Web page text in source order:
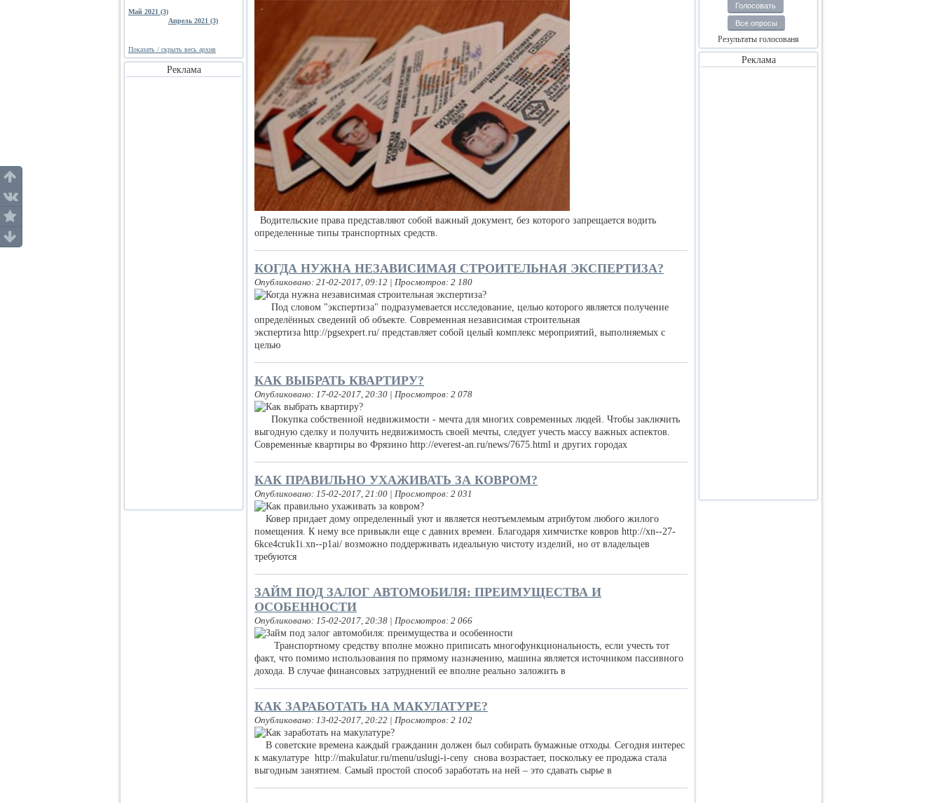
Май 2021 (3)
Апрель 2021 (3)
Показать / скрыть весь архив
Реклама
Водительские права представляют собой важный документ, без которого запрещается водить
определенные типы транспортных средств.
КОГДА НУЖНА НЕЗАВИСИМАЯ СТРОИТЕЛЬНАЯ ЭКСПЕРТИЗА?
Опубликовано: 21-02-2017, 09:12 | Просмотров: 2 180
Под словом "экспертиза" подразумевается исследование, целью которого является получение
определённых сведений об объекте. Современная независимая строительная
экспертиза http://pgsexpert.ru/ представляет собой целый комплекс мероприятий, выполняемых с
целью
КАК ВЫБРАТЬ КВАРТИРУ?
Опубликовано: 17-02-2017, 20:30 | Просмотров: 2 078
Покупка собственной недвижимости - мечта для многих современных людей. Чтобы заключить
выгодную сделку и получить недвижимость своей мечты, следует учесть массу важных аспектов.
Современные квартиры во Фрязино http://everest-an.ru/news/7675.html и других городах
КАК ПРАВИЛЬНО УХАЖИВАТЬ ЗА КОВРОМ?
Опубликовано: 15-02-2017, 21:00 | Просмотров: 2 031
Ковер придает дому определенный уют и является неотъемлемым атрибутом любого жилого
помещения. К нему все привыкли еще с давних времен. Благодаря химчистке ковров http://xn--27-
6kce4cruk1i.xn--p1ai/ возможно поддерживать идеальную чистоту изделий, но от владельцев
требуются
ЗАЙМ ПОД ЗАЛОГ АВТОМОБИЛЯ: ПРЕИМУЩЕСТВА И
ОСОБЕННОСТИ
Опубликовано: 15-02-2017, 20:38 | Просмотров: 2 066
Транспортному средству вполне можно приписать многофункциональность, если учесть тот
факт, что помимо использования по прямому назначению, машина является источником пассивного
дохода. В случае финансовых затруднений ее вполне реально заложить в
КАК ЗАРАБОТАТЬ НА МАКУЛАТУРЕ?
Опубликовано: 13-02-2017, 20:22 | Просмотров: 2 102
В советские времена каждый гражданин должен был собирать бумажные отходы. Сегодня интерес
к макулатуре http://makulatur.ru/menu/uslugi-i-ceny снова возрастает, поскольку ее продажа стала
выгодным занятием. Самый простой способ заработать на ней – это сдавать сырье в
Голосовать
Все опросы
Результаты голосованя
Реклама